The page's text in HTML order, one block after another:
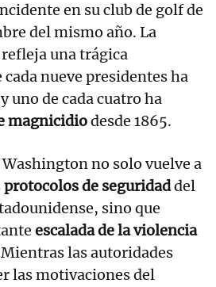
en su club de golf de
del mismo año. La
una trágica
nueve presidentes ha
uno de cada cuatro ha
magnicidiodesde 1865.
no solo vuelve a
protocolos de seguridaddel
sino que
escalada de la violencia
las autoridades
las motivaciones del